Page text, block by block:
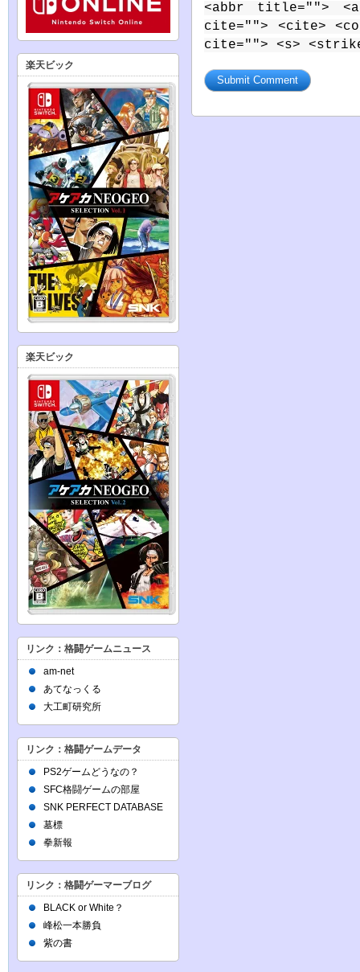
<abbr title="">
cite=""> <cite>
cite=""> <s>
楽天ビック
楽天ビック
リンク：格闘ゲームニュース
am-net
あてなっくる
大工町研究所
リンク：格闘ゲームデータ
PS2ゲームどうなの？
SFC格闘ゲームの部屋
SNK PERFECT DATABASE
墓標
拳新報
リンク：格闘ゲーマーブログ
BLACK or White？
峰松一本勝負
紫の書